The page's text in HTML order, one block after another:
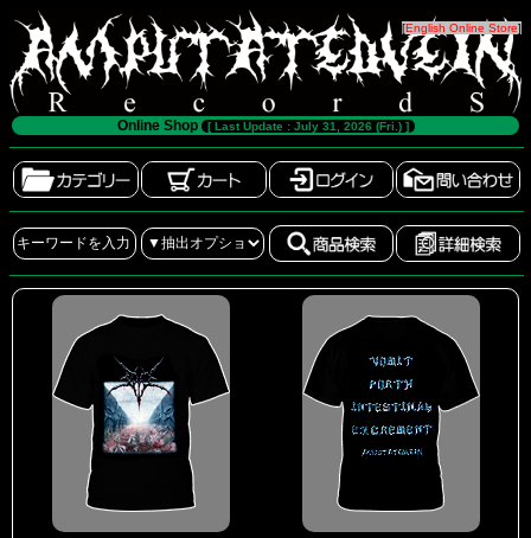
[English Online Store]
Online Shop [ Last Update : July 31, 2026 (Fri.) ]